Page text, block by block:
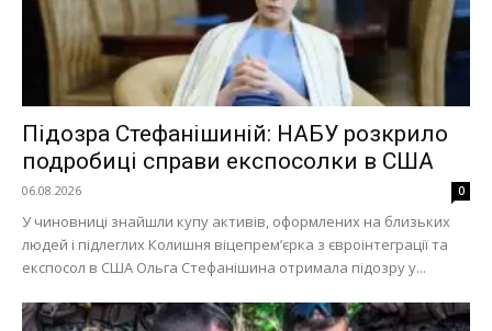
Підозра Стефанішиній: НАБУ розкрило
подробиці справи експосолки в США
06.08.2026 0
У чиновниці знайшли купу активів, оформлених на близьких
людей і підлеглих Колишня віцепремʼєрка з євроінтеграції та
експосол в США Ольга Стефанішина отримала підозру у...